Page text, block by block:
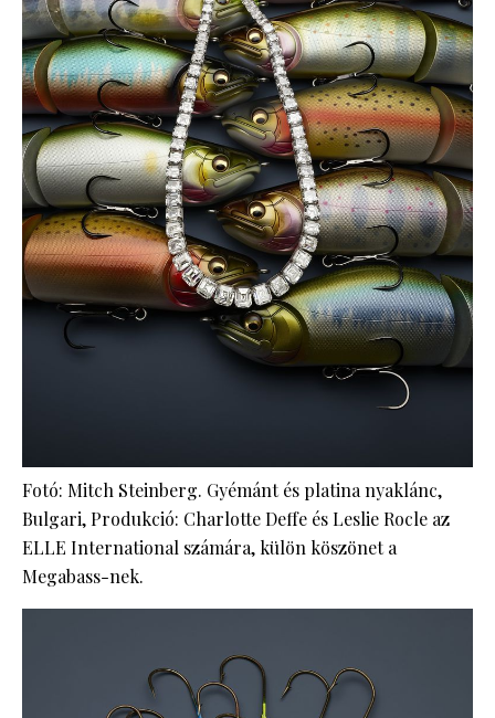
Fotó: Mitch Steinberg. Gyémánt és platina nyaklánc,
Bulgari, Produkció: Charlotte Deffe és Leslie Rocle az
ELLE International számára, külön köszönet a
Megabass-nek.